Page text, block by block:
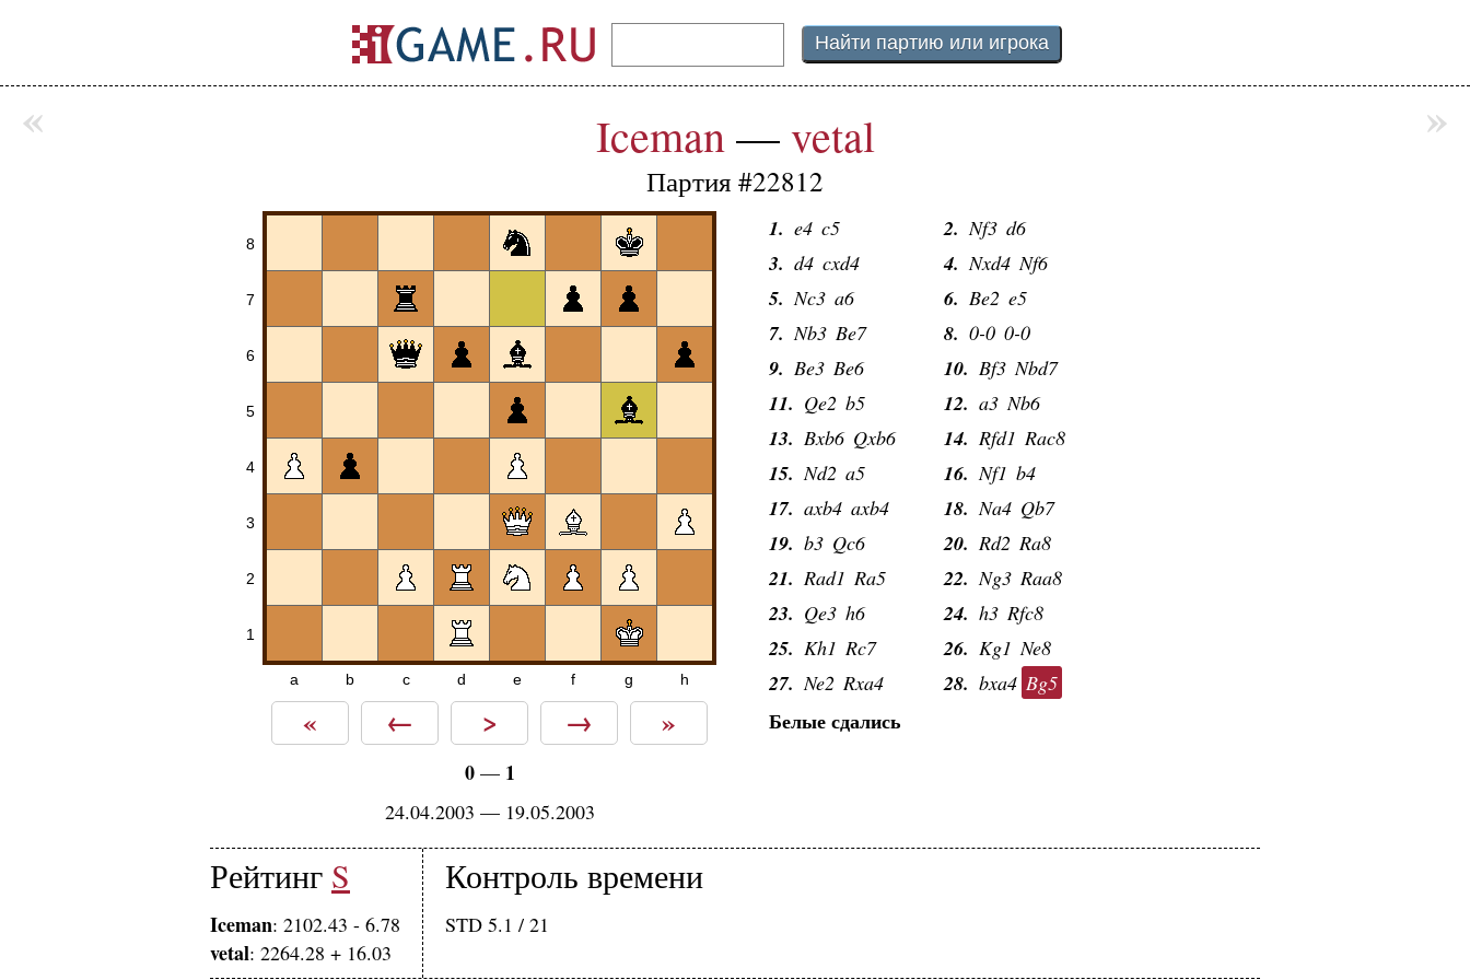
Iceman—vetal
Партия #22812
8
7
6
5
4
3
2
1
a b c d e f g h
« ← > → »
0— 1
24.04.2003 — 19.05.2003
1. e4 c5 2. Nf3 d6
3. d4 cxd4 4. Nxd4 Nf6
5. Nc3 a6 6. Be2 e5
7. Nb3 Be7 8. 0-0 0-0
9. Be3 Be6 10. Bf3 Nbd7
11. Qe2 b5 12. a3 Nb6
13. Bxb6 Qxb6 14. Rfd1 Rac8
15. Nd2 a5 16. Nf1 b4
17. axb4 axb4 18. Na4 Qb7
19. b3 Qc6 20. Rd2 Ra8
21. Rad1 Ra5 22. Ng3 Raa8
23. Qe3 h6 24. h3 Rfc8
25. Kh1 Rc7 26. Kg1 Ne8
27. Ne2 Rxa4 28. bxa4 Bg5
Белые сдались
Рейтинг S
Iceman: 2102.43 - 6.78
vetal: 2264.28 + 16.03
Контроль времени
STD 5.1 / 21
« »